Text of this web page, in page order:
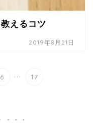
えるコツ
2019年8月21日
6 ... 17